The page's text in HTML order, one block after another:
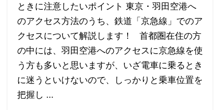
ときに注意したいポイント 東京・羽田空港へ
のアクセス方法のうち、鉄道「京急線」でのア
クセスについて解説します！ 首都圏在住の方
の中には、羽田空港へのアクセスに京急線を使
う方も多いと思いますが、いざ電車に乗るとき
に迷うといけないので、しっかりと乗車位置を
把握し ...